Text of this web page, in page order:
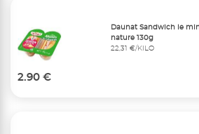
Daunat Sandwich le
nature 130g
22,31 €/KILO
2.90 €